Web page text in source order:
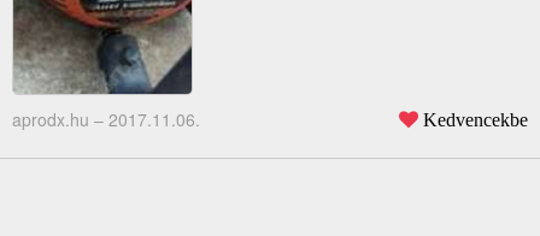
aprodx.hu – 2017.11.06. Kedvencekbe